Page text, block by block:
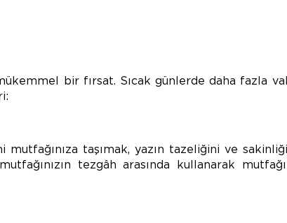
bir fırsat. Sıcak günlerde daha fazla
taşımak, yazın tazeliğini ve
tezgâh arasında kullanarak